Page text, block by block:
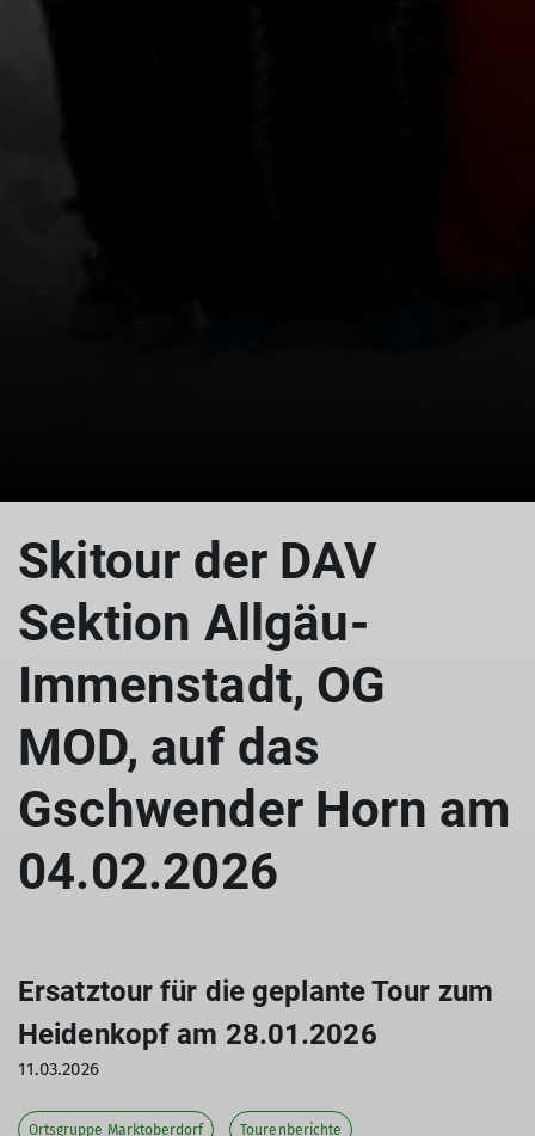
Skitour der DAV
Sektion Allgäu-
Immenstadt, OG
MOD, auf das
Gschwender Horn am
04.02.2026
Ersatztour für die geplante Tour zum
Heidenkopf am 28.01.2026
11.03.2026
Ortsgruppe Marktoberdorf Tourenberichte